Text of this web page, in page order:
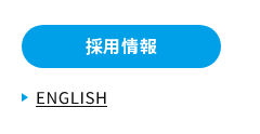
採用情報